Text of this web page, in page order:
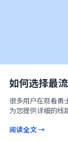
如何选择最
很多用户在观看勇
为您提供详细的线
阅读全文 →